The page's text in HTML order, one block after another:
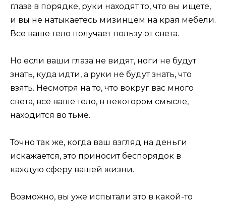
глаза в порядке, руки находят то, что вы ищете,
и вы не натыкаетесь мизинцем на края мебели.
Все ваше тело получает пользу от света.
Но если ваши глаза не видят, ноги не будут
знать, куда идти, а руки не будут знать, что
взять. Несмотря на то, что вокруг вас много
света, все ваше тело, в некотором смысле,
находится во тьме.
Точно так же, когда ваш взгляд на деньги
искажается, это приносит беспорядок в
каждую сферу вашей жизни.
Возможно, вы уже испытали это в какой-то